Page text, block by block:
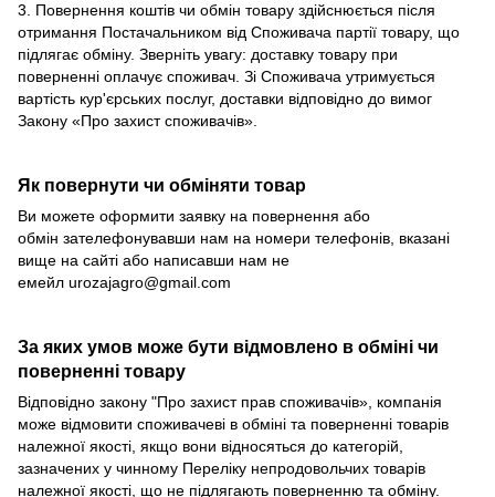
3. Повернення коштів чи обмін товару здійснюється після
отримання Постачальником від Споживача партії товару, що
підлягає обміну. Зверніть увагу: доставку товару при
поверненні оплачує споживач. Зі Споживача утримується
вартість кур'єрських послуг, доставки відповідно до вимог
Закону «Про захист споживачів».
Як повернути чи обміняти товар
Ви можете оформити заявку на повернення або
обмін зателефонувавши нам на номери телефонів, вказані
вище на сайті або написавши нам не
емейл urozajagro@gmail.com
За яких умов може бути відмовлено в обміні чи
поверненні товару
Відповідно закону "Про захист прав споживачів» , компанія
може відмовити споживачеві в обміні та поверненні товарів
належної якості, якщо вони відносяться до категорій,
зазначених у чинному Переліку непродовольчих товарів
належної якості, що не підлягають поверненню та обміну.